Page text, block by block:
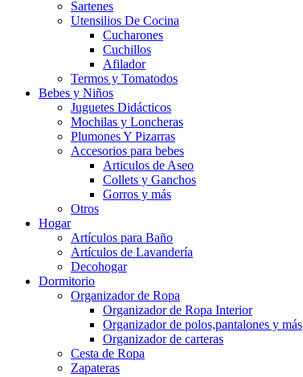
Sartenes
Utensilios De Cocina
Cucharones
Cuchillos
Afilador
Termos y Tomatodos
Bebes y Niños
Juguetes Didácticos
Mochilas y Loncheras
Plumones Y Pizarras
Accesorios para bebes
Articulos de Aseo
Collets y Ganchos
Gorros y más
Otros
Hogar
Artículos para Baño
Artículos de Lavandería
Decohogar
Dormitorio
Organizador de Ropa
Organizador de Ropa Interior
Organizador de polos,pantalones y más
Organizador de carteras
Cesta de Ropa
Zapateras